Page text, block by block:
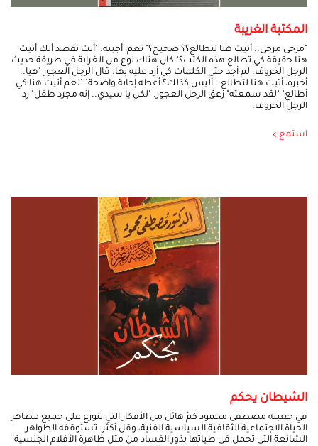
المكتبة الغريبة
"مرحى مرحى.. أتيت هنا لتطالع؟؟ صحيح؟" نعم، أجبته. "أنت تقصد أنك أتيت
هنا حقيقة كي تطالع هذه الكتب؟" كان هناك نوع من الغرابة في طريقة حديث
الرجل الخروف. لم أجد حتى الكلمات كي أرد عليه بها. قال الرجل العجوز "هيا..
أخبره، أتيت هنا لتطالع.. أليس كذلك؟ أعطه إجابة واضحة" "نعم أتيت هنا كي
أطالع" "لقد سمعته" زعق الرجل العجوز. "لكن يا سيدي.. إنه مجرد طفل" رد
الرجل الخروف.
استمع
الشيطان يحكم
في جعبته مصطفى محمود كمٌ هائل من الأفكار التي تتوزع على جميع مظاهر
الحياة الاجتماعية الثقافية السياسية الفنية، وقل أكثر. تستوقفه الظواهر
الشائعة التي تحمل في طياتها بذور الفساد من مثل ظاهرة الأفلام الجنسية